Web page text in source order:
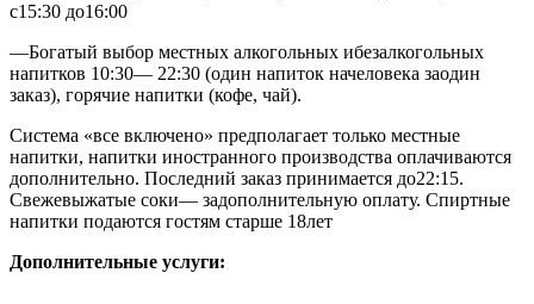
с15:30 до16:00
—Богатый выбор местных алкогольных ибезалкогольных
напитков 10:30— 22:30 (один напиток начеловека заодин
заказ), горячие напитки (кофе, чай).
Система «все включено» предполагает только местные
напитки, напитки иностранного производства оплачиваются
дополнительно. Последний заказ принимается до22:15.
Свежевыжатые соки— задополнительную оплату. Спиртные
напитки подаются гостям старше 18лет
Дополнительные услуги: